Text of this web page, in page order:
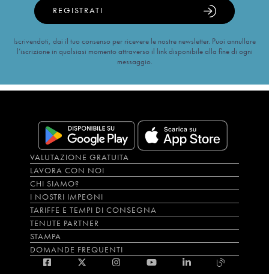
REGISTRATI
Iscrivendoti, dai il tuo consenso per ricevere le nostre newsletter. Puoi annullare
l’iscrizione in qualsiasi momento attraverso il link disponibile alla fine di ogni
messaggio.
VALUTAZIONE GRATUITA
LAVORA CON NOI
CHI SIAMO?
I NOSTRI IMPEGNI
TARIFFE E TEMPI DI CONSEGNA
TENUTE PARTNER
STAMPA
DOMANDE FREQUENTI